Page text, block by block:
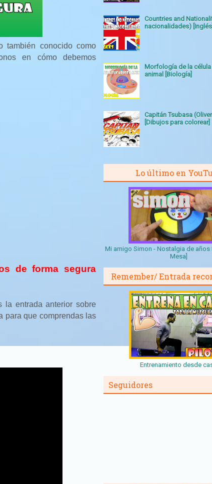
también conocido como
en cómo debemos
de forma segura
la entrada anterior sobre
para que comprendas las
Countries and
nacionalidades) [Inglés]
Morfología de la
animal [Biología]
Capitán Tsubasa
[Dibujos para colorear]
Lo último en
Mi amigo Simon - Nostalgia de años
Mesa]
Remember/ Entrada
Entrenamiento desde
Seguidores